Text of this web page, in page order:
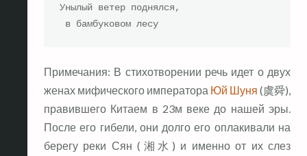
Унылый ветер поднялся,
в бамбуковом лесу
Примечания: В стихотворении речь идет о двух
женах мифического императора Юй Шуня (虞舜),
правившего Китаем в 23м веке до нашей эры.
После его гибели, они долго его оплакивали на
берегу реки Сян (湘水) и именно от их слез